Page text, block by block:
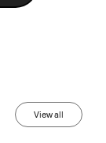
View all